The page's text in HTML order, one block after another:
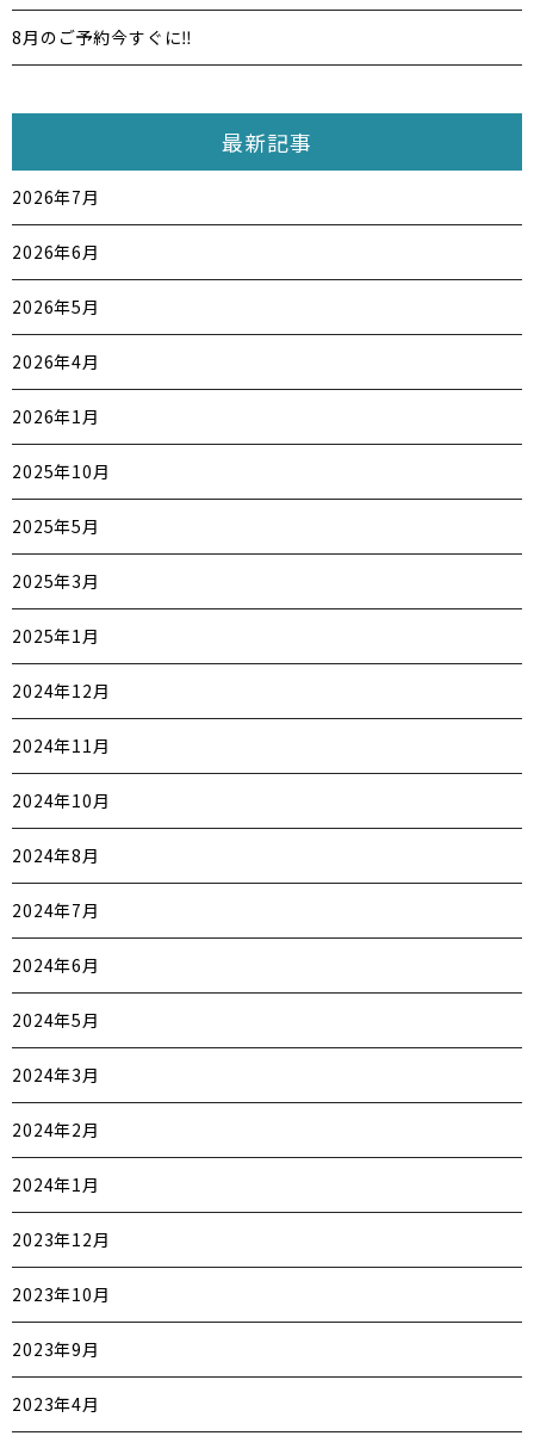
8月のご予約今すぐに‼️
最新記事
2026年7月
2026年6月
2026年5月
2026年4月
2026年1月
2025年10月
2025年5月
2025年3月
2025年1月
2024年12月
2024年11月
2024年10月
2024年8月
2024年7月
2024年6月
2024年5月
2024年3月
2024年2月
2024年1月
2023年12月
2023年10月
2023年9月
2023年4月